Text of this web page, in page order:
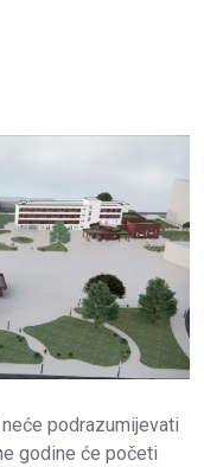
podrazumijevati
godine će početi